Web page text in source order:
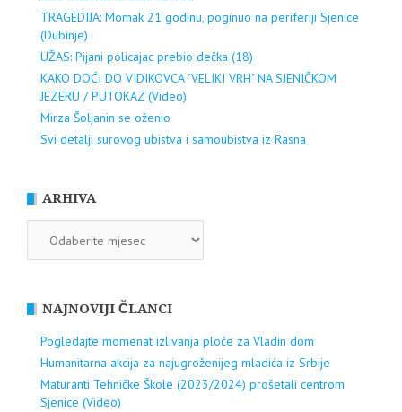
TRAGEDIJA: Momak 21 godinu, poginuo na periferiji Sjenice
(Dubinje)
UŽAS: Pijani policajac prebio dečka (18)
KAKO DOĆI DO VIDIKOVCA "VELIKI VRH" NA SJENIČKOM
JEZERU / PUTOKAZ (Video)
Mirza Šoljanin se oženio
Svi detalji surovog ubistva i samoubistva iz Rasna
ARHIVA
NAJNOVIJI ČLANCI
Pogledajte momenat izlivanja ploče za Vladin dom
Humanitarna akcija za najugroženijeg mladića iz Srbije
Maturanti Tehničke Škole (2023/2024) prošetali centrom
Sjenice (Video)